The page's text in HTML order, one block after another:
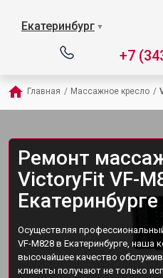
Екатеринбург ▼
+7
Главная / Массажное кресло /
Ремонт
VictoryFit VF-
Екатеринбурге
Осуществляя
VF-M828 в Екатеринбурге, наша
высочайшее качество
клиенты получают не только